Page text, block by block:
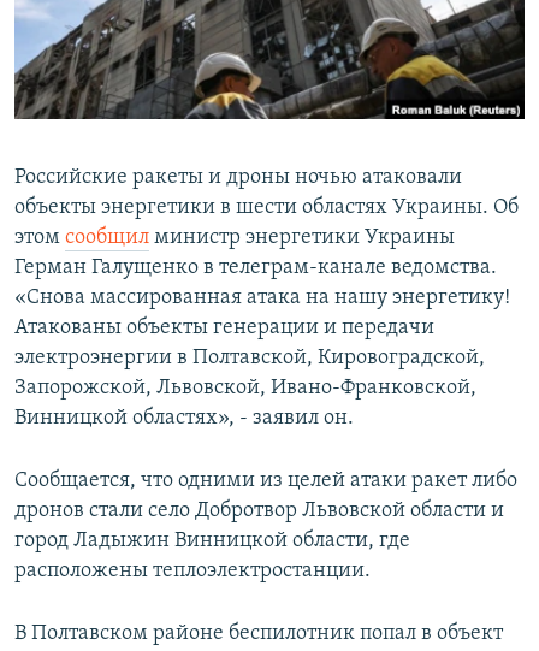
Российские ракеты и дроны ночью атаковали
объекты энергетики в шести областях Украины. Об
этом сообщил министр энергетики Украины
Герман Галущенко в телеграм-канале ведомства.
«Снова массированная атака на нашу энергетику!
Атакованы объекты генерации и передачи
электроэнергии в Полтавской, Кировоградской,
Запорожской, Львовской, Ивано-Франковской,
Винницкой областях», - заявил он.
Сообщается, что одними из целей атаки ракет либо
дронов стали село Добротвор Львовской области и
город Ладыжин Винницкой области, где
расположены теплоэлектростанции.
В Полтавском районе беспилотник попал в объект